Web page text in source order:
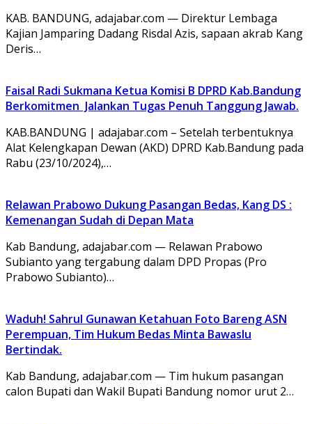
KAB. BANDUNG, adajabar.com — Direktur Lembaga
Kajian Jamparing Dadang Risdal Azis, sapaan akrab Kang
Deris…
Faisal Radi Sukmana Ketua Komisi B DPRD Kab.Bandung
Berkomitmen Jalankan Tugas Penuh Tanggung Jawab.
KAB.BANDUNG | adajabar.com – Setelah terbentuknya
Alat Kelengkapan Dewan (AKD) DPRD Kab.Bandung pada
Rabu (23/10/2024),…
Relawan Prabowo Dukung Pasangan Bedas, Kang DS :
Kemenangan Sudah di Depan Mata
Kab Bandung, adajabar.com — Relawan Prabowo
Subianto yang tergabung dalam DPD Propas (Pro
Prabowo Subianto)…
Waduh! Sahrul Gunawan Ketahuan Foto Bareng ASN
Perempuan, Tim Hukum Bedas Minta Bawaslu
Bertindak.
Kab Bandung, adajabar.com — Tim hukum pasangan
calon Bupati dan Wakil Bupati Bandung nomor urut 2…